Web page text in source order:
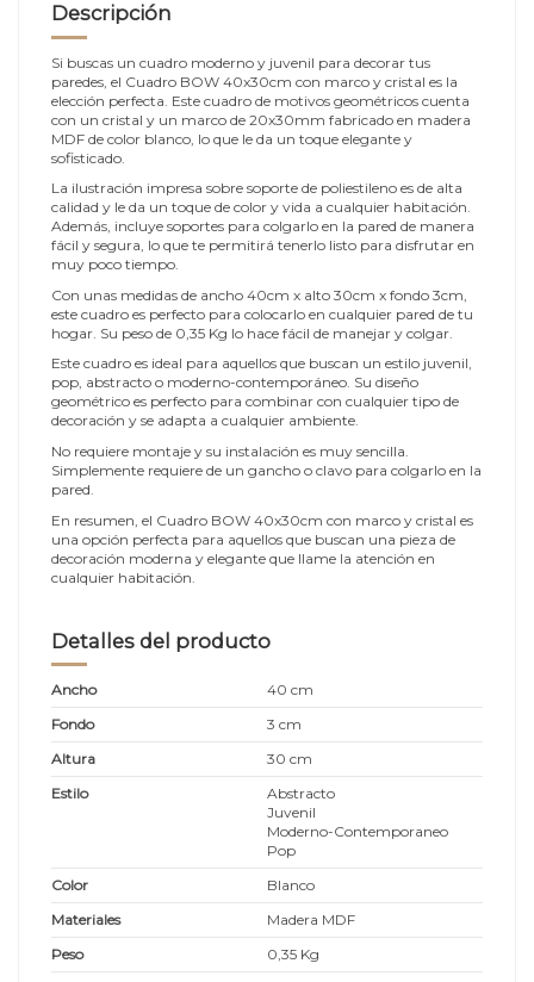
Descripción
Si buscas un cuadro moderno y juvenil para decorar tus
paredes, el Cuadro BOW 40x30cm con marco y cristal es la
elección perfecta. Este cuadro de motivos geométricos cuenta
con un cristal y un marco de 20x30mm fabricado en madera
MDF de color blanco, lo que le da un toque elegante y
sofisticado.
La ilustración impresa sobre soporte de poliestileno es de alta
calidad y le da un toque de color y vida a cualquier habitación.
Además, incluye soportes para colgarlo en la pared de manera
fácil y segura, lo que te permitirá tenerlo listo para disfrutar en
muy poco tiempo.
Con unas medidas de ancho 40cm x alto 30cm x fondo 3cm,
este cuadro es perfecto para colocarlo en cualquier pared de tu
hogar. Su peso de 0,35 Kg lo hace fácil de manejar y colgar.
Este cuadro es ideal para aquellos que buscan un estilo juvenil,
pop, abstracto o moderno-contemporáneo. Su diseño
geométrico es perfecto para combinar con cualquier tipo de
decoración y se adapta a cualquier ambiente.
No requiere montaje y su instalación es muy sencilla.
Simplemente requiere de un gancho o clavo para colgarlo en la
pared.
En resumen, el Cuadro BOW 40x30cm con marco y cristal es
una opción perfecta para aquellos que buscan una pieza de
decoración moderna y elegante que llame la atención en
cualquier habitación.
Detalles del producto
Ancho
40 cm
Fondo
3 cm
Altura
30 cm
Estilo
Abstracto
Juvenil
Moderno-Contemporaneo
Pop
Color
Blanco
Materiales
Madera MDF
Peso
0,35 Kg